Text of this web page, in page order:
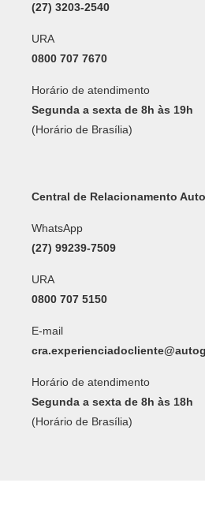
(27) 3203-2540
URA
0800 707 7670
Horário de atendimento
Segunda a sexta de 8h às 19h
(Horário de Brasília)
Central de Relacionamento
WhatsApp
(27) 99239-7509
URA
0800 707 5150
E-mail
Horário de atendimento
Segunda a sexta de 8h às 18h
(Horário de Brasília)